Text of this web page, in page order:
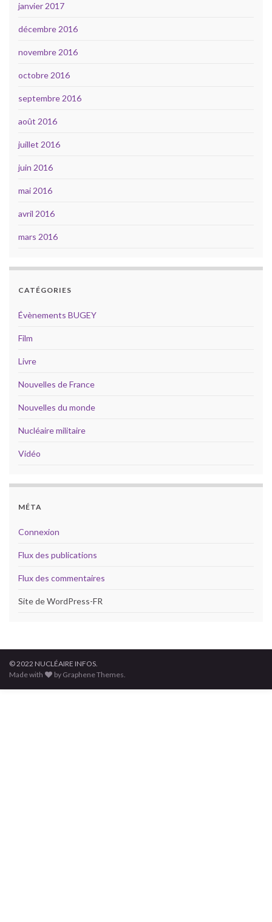
janvier 2017
décembre 2016
novembre 2016
octobre 2016
septembre 2016
août 2016
juillet 2016
juin 2016
mai 2016
avril 2016
mars 2016
CATÉGORIES
Évènements BUGEY
Film
Livre
Nouvelles de France
Nouvelles du monde
Nucléaire militaire
Vidéo
MÉTA
Connexion
Flux des publications
Flux des commentaires
Site de WordPress-FR
© 2022 NUCLÉAIRE INFOS.
Made with
by Graphene Themes.